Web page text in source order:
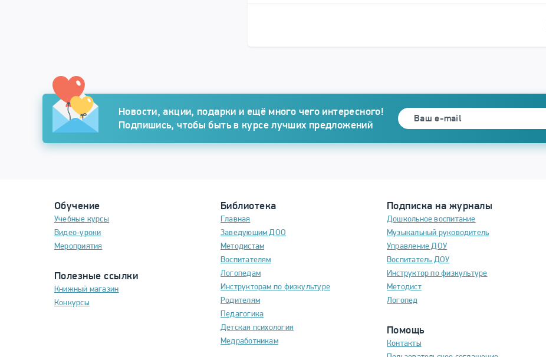
Новости, акции, подарки и ещё много чего интересного!
Подпишись, чтобы быть в курсе лучших предложений
Обучение
Учебные курсы
Видео-уроки
Мероприятия
Полезные ссылки
Книжный магазин
Конкурсы
Библиотека
Главная
Заведующим ДОО
Методистам
Воспитателям
Логопедам
Инструкторам по физкультуре
Родителям
Педагогика
Детская психология
Медработникам
Подписка на журналы
Дошкольное воспитание
Музыкальный руководитель
Управление ДОУ
Воспитатель ДОУ
Инструктор по физкультуре
Методист
Логопед
Помощь
Контакты